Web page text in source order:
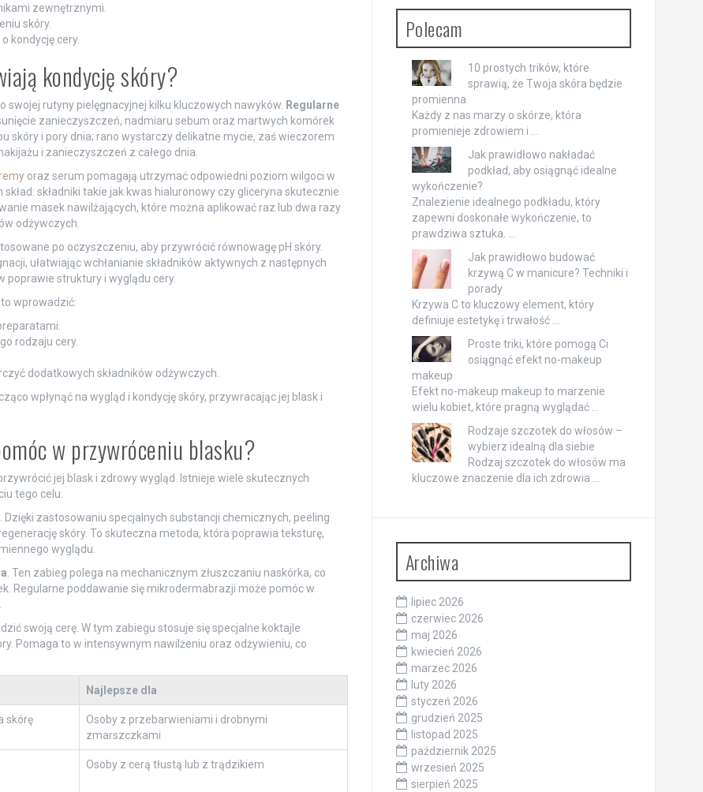
zewnętrznymi.
skóry.
kondycję cery.
kondycję skóry?
rutyny pielęgnacyjnej kilku kluczowych nawyków. Regularne
zanieczyszczeń, nadmiaru sebum oraz martwych komórek
skóry i pory dnia; rano wystarczy delikatne mycie, zaś wieczorem
i zanieczyszczeń z całego dnia.
oraz serum pomagają utrzymać odpowiedni poziom wilgoci w
składniki takie jak kwas hialuronowy czy gliceryna skutecznie
masek nawilżających, które można aplikować raz lub dwa razy
odżywczych.
po oczyszczeniu, aby przywrócić równowagę pH skóry.
ułatwiając wchłanianie składników aktywnych z następnych
poprawie struktury i wyglądu cery.
wprowadzić:
rodzaju cery.
dodatkowych składników odżywczych.
wpłynąć na wygląd i kondycję skóry, przywracając jej blask i
w przywróceniu blasku?
jej blask i zdrowy wygląd. Istnieje wiele skutecznych
tego celu.
. Dzięki zastosowaniu specjalnych substancji chemicznych, peeling
skóry. To skuteczna metoda, która poprawia teksturę,
wyglądu.
. Ten zabieg polega na mechanicznym złuszczaniu naskórka, co
Regularne poddawanie się mikrodermabrazji może pomóc w
swoją cerę. W tym zabiegu stosuje się specjalne koktajle
Pomaga to w intensywnym nawilżeniu oraz odżywieniu, co
Najlepsze dla
skórę
Osoby z przebarwieniami i drobnymi
zmarszczkami
Osoby z cerą tłustą lub z trądzikiem
Polecam
10 prostych trików, które
sprawią, że Twoja skóra będzie
promienna
Każdy z nas marzy o skórze, która
promienieje zdrowiem i …
Jak prawidłowo nakładać
podkład, aby osiągnąć idealne
wykończenie?
Znalezienie idealnego podkładu, który
zapewni doskonałe wykończenie, to
prawdziwa sztuka. …
Jak prawidłowo budować
krzywą C w manicure? Techniki i
porady
Krzywa C to kluczowy element, który
definiuje estetykę i trwałość …
Proste triki, które pomogą Ci
osiągnąć efekt no-makeup
makeup
Efekt no-makeup makeup to marzenie
wielu kobiet, które pragną wyglądać …
Rodzaje szczotek do włosów –
wybierz idealną dla siebie
Rodzaj szczotek do włosów ma
kluczowe znaczenie dla ich zdrowia …
Archiwa
lipiec 2026
czerwiec 2026
maj 2026
kwiecień 2026
marzec 2026
luty 2026
styczeń 2026
grudzień 2025
listopad 2025
październik 2025
wrzesień 2025
sierpień 2025